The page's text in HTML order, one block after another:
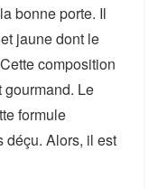
bonne porte. Il
jaune dont le
composition
gourmand. Le
formule
déçu. Alors, il est